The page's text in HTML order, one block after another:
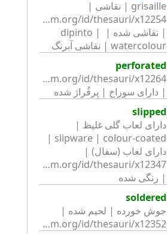
| نقاشی شده | dipinto |
watercolour | نقاشی آبرنگ
perforated
| دارای سوراخ | پِرفُراژ شده
slipped
| رنگی شده
soldered
http://collection.britishmuseum.org/id/thesauri/x12352